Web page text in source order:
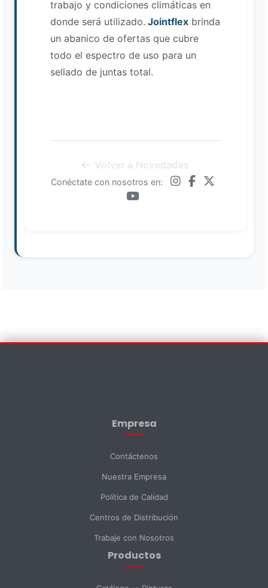
trabajo y condiciones climáticas en
donde será utilizado. Jointflex brinda
un abanico de ofertas que cubre
todo el espectro de uso para un
sellado de juntas total.
Conéctate con nosotros en:
Empresa
Contáctenos
Nuestra Empresa
Política de Calidad
Centros de Distribución
Trabaje con Nosotros
Productos